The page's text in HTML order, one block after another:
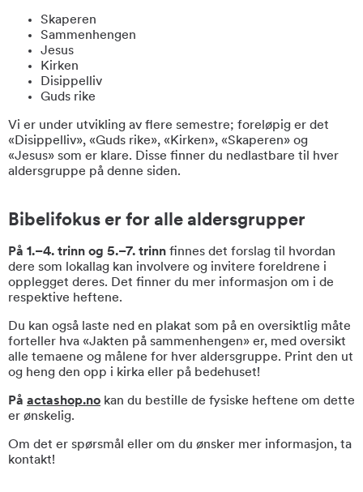
Skaperen
Sammenhengen
Jesus
Kirken
Disippelliv
Guds rike
Vi er under utvikling av flere semestre; foreløpig er det
«Disippelliv», «Guds rike», «Kirken», «Skaperen» og
«Jesus» som er klare. Disse finner du nedlastbare til hver
aldersgruppe på denne siden.
Bibelifokus er for alle aldersgrupper
På 1.–4. trinn og 5.–7. trinn finnes det forslag til hvordan
dere som lokallag kan involvere og invitere foreldrene i
opplegget deres. Det finner du mer informasjon om i de
respektive heftene.
Du kan også laste ned en plakat som på en oversiktlig måte
forteller hva «Jakten på sammenhengen» er, med oversikt
alle temaene og målene for hver aldersgruppe. Print den ut
og heng den opp i kirka eller på bedehuset!
På actashop.no kan du bestille de fysiske heftene om dette
er ønskelig.
Om det er spørsmål eller om du ønsker mer informasjon, ta
kontakt!